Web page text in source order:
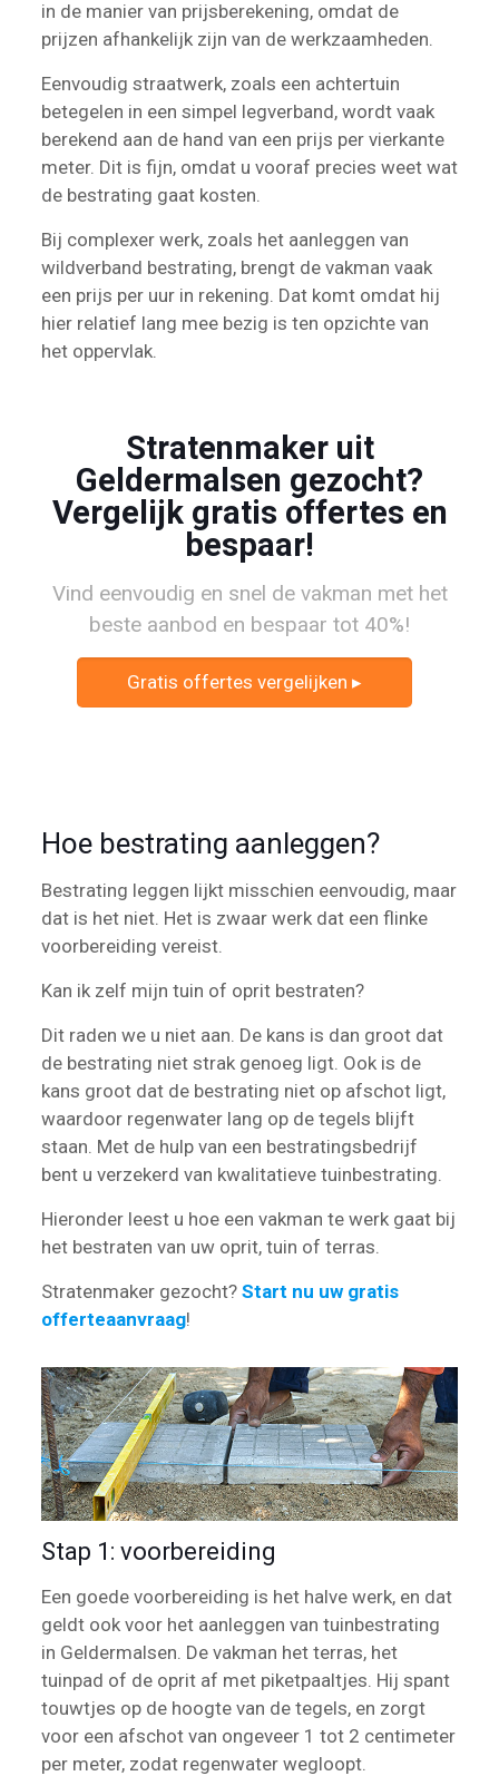
in de manier van prijsberekening, omdat de
prijzen afhankelijk zijn van de werkzaamheden.
Eenvoudig straatwerk, zoals een achtertuin
betegelen in een simpel legverband, wordt vaak
berekend aan de hand van een prijs per vierkante
meter. Dit is fijn, omdat u vooraf precies weet wat
de bestrating gaat kosten.
Bij complexer werk, zoals het aanleggen van
wildverband bestrating, brengt de vakman vaak
een prijs per uur in rekening. Dat komt omdat hij
hier relatief lang mee bezig is ten opzichte van
het oppervlak.
Stratenmaker uit
Geldermalsen gezocht?
Vergelijk gratis offertes en
bespaar!
Vind eenvoudig en snel de vakman met het
beste aanbod en bespaar tot 40%!
Gratis offertes vergelijken ▸
Hoe bestrating aanleggen?
Bestrating leggen lijkt misschien eenvoudig, maar
dat is het niet. Het is zwaar werk dat een flinke
voorbereiding vereist.
Kan ik zelf mijn tuin of oprit bestraten?
Dit raden we u niet aan. De kans is dan groot dat
de bestrating niet strak genoeg ligt. Ook is de
kans groot dat de bestrating niet op afschot ligt,
waardoor regenwater lang op de tegels blijft
staan. Met de hulp van een bestratingsbedrijf
bent u verzekerd van kwalitatieve tuinbestrating.
Hieronder leest u hoe een vakman te werk gaat bij
het bestraten van uw oprit, tuin of terras.
Stratenmaker gezocht? Start nu uw gratis
offerteaanvraag!
Stap 1: voorbereiding
Een goede voorbereiding is het halve werk, en dat
geldt ook voor het aanleggen van tuinbestrating
in Geldermalsen. De vakman het terras, het
tuinpad of de oprit af met piketpaaltjes. Hij spant
touwtjes op de hoogte van de tegels, en zorgt
voor een afschot van ongeveer 1 tot 2 centimeter
per meter, zodat regenwater wegloopt.